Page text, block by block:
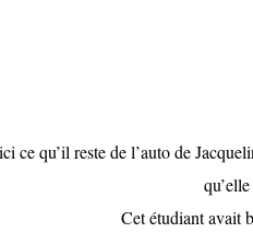
ce qu’il reste de l’auto de
Cet étudiant avait